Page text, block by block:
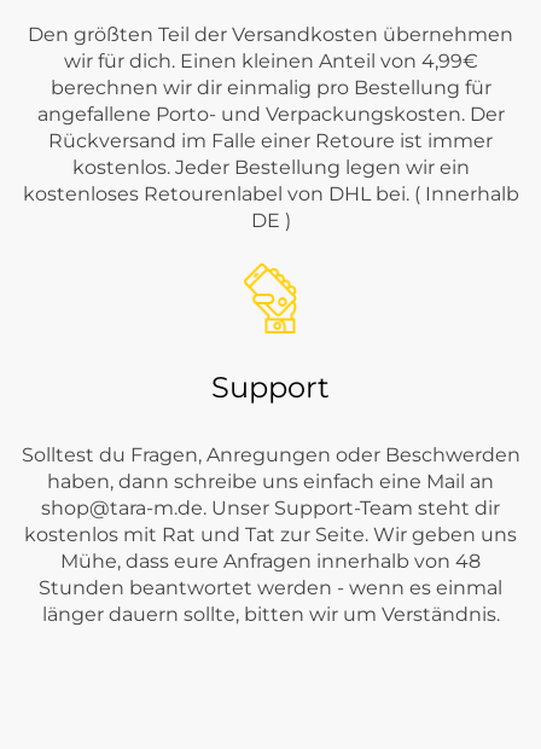
Den größten Teil der Versandkosten übernehmen
wir für dich. Einen kleinen Anteil von 4,99€
berechnen wir dir einmalig pro Bestellung für
angefallene Porto- und Verpackungskosten. Der
Rückversand im Falle einer Retoure ist immer
kostenlos. Jeder Bestellung legen wir ein
kostenloses Retourenlabel von DHL bei. ( Innerhalb
DE )
Support
Solltest du Fragen, Anregungen oder Beschwerden
haben, dann schreibe uns einfach eine Mail an
shop@tara-m.de. Unser Support-Team steht dir
kostenlos mit Rat und Tat zur Seite. Wir geben uns
Mühe, dass eure Anfragen innerhalb von 48
Stunden beantwortet werden - wenn es einmal
länger dauern sollte, bitten wir um Verständnis.